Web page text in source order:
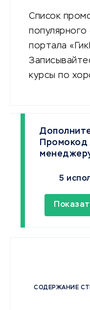
Список
портала
курсы по
5
СОДЕРЖАНИЕ